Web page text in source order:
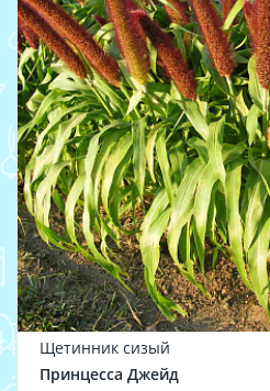
Щетинник сизый
Принцесса Джейд